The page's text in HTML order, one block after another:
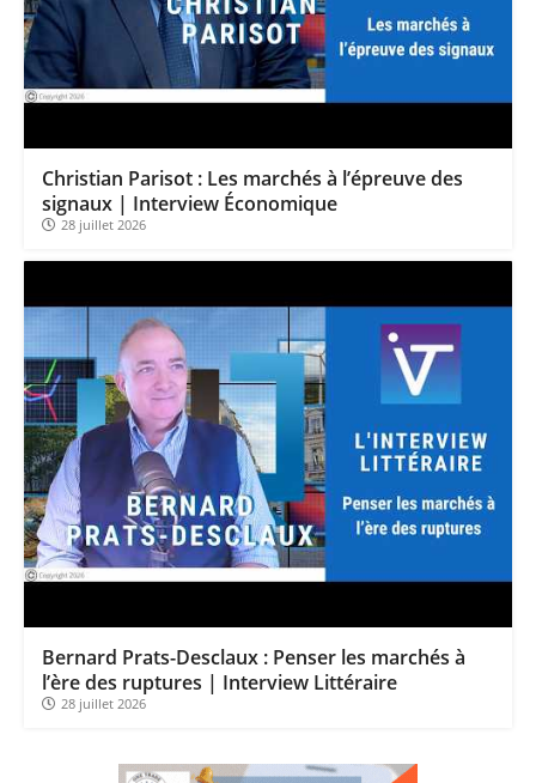
Les événements de cette semaine à venir | Philippe Lhermie – Flash Forex
Les investisseurs y croient toujours | Point Stratégique Hebdomadaire – Éric Galiègue
Christian Parisot : Les marchés à l’épreuve des
signaux | Interview Économique
28 juillet 2026
Bernard Prats-Desclaux : Penser les marchés à
l’ère des ruptures | Interview Littéraire
28 juillet 2026